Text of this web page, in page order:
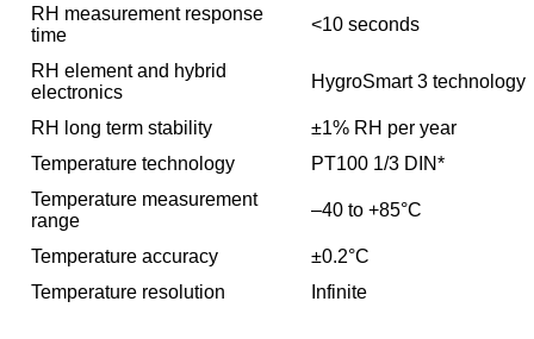
RH measurement response
time
<10 seconds
RH element and hybrid
electronics
HygroSmart 3 technology
RH long term stability
±1% RH per year
Temperature technology
PT100 1/3 DIN*
Temperature measurement
range
–40 to +85°C
Temperature accuracy
±0.2°C
Temperature resolution
Infinite